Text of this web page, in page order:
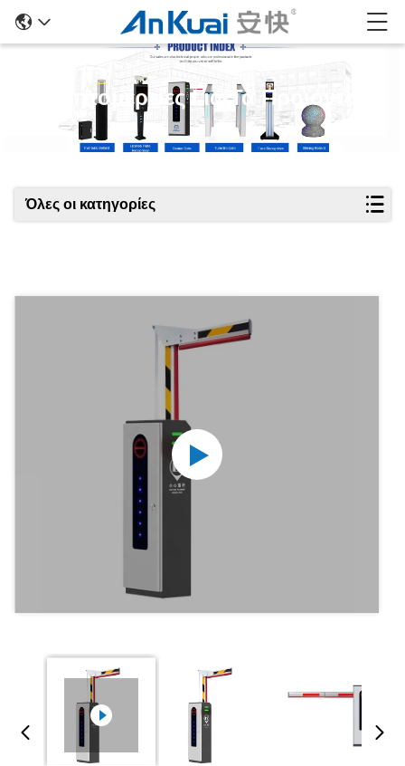
Λεπτομέρειες Για Τα Προϊόντα
Όλες οι κατηγορίες